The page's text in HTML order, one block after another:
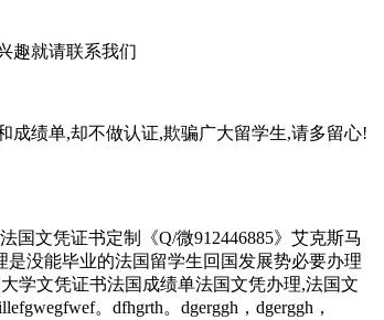
趣就请联系我们
成绩单,却不做认证,欺骗广大留学生,请多留心!
文凭证书定制《Q/微912446885》艾克斯马
没能毕业的法国留学生回国发展势必要办理
学文凭证书法国成绩单法国文凭办理,法国文
。dfhgrth。dgerggh，dgerggh，